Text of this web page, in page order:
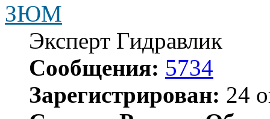
ЗЮМ
Эксперт Гидравлик
Сообщения: 5734
Зарегистрирован: 24